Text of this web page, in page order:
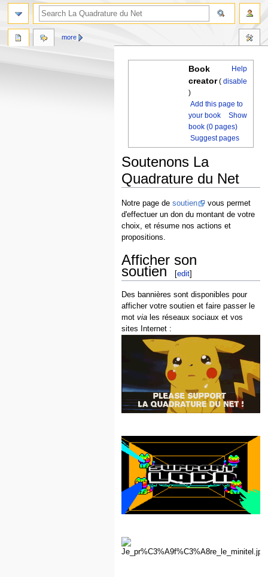
Help
Book
creator(disable
)
Add this page to
your book
Show
book (0 pages)
Suggest pages
Soutenons La
Quadrature du Net
Jump
to
navigation
Jump
to
search
Notre page desoutien
vous permet
d'effectuer un don du montant de votre
choix, et résume nos actions et
propositions.
Afficher son
soutien [edit]
Des bannières sont disponibles pour
afficher votre soutien et faire passer le
motvia les réseaux sociaux et vos
sites Internet :
more